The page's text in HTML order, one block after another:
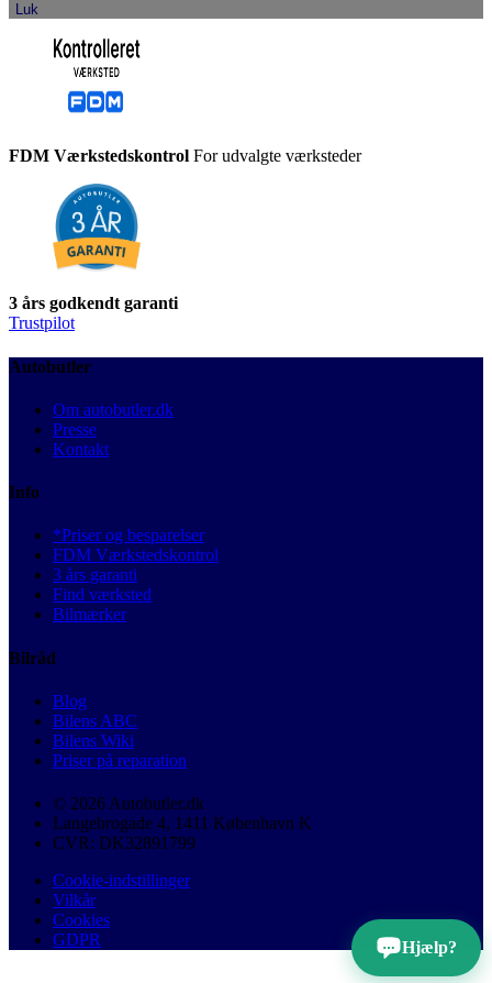
Luk
FDM Værkstedskontrol For udvalgte værksteder
3 års godkendt garanti
Trustpilot
Autobutler
Om autobutler.dk
Presse
Kontakt
Info
*Priser og besparelser
FDM Værkstedskontrol
3 års garanti
Find værksted
Bilmærker
Bilråd
Blog
Bilens ABC
Bilens Wiki
Priser på reparation
© 2026 Autobutler.dk
Langebrogade 4, 1411 København K
CVR: DK32891799
Cookie-indstillinger
Vilkår
Cookies
GDPR
Hjælp?